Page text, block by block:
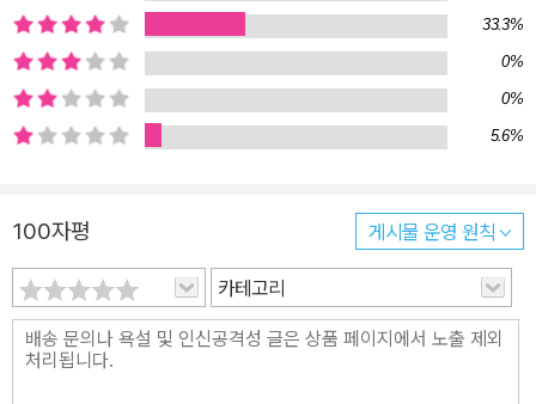
숙한 문제의식이지만 젊은 세대나 외국 독자들의 이해를 돕고자 카테
고리에 대한 간소한 설명과 작가들의 작품에 대한 짧지만 심도 있는
해설과 작가 소개를 수록하였다. 자유 Liberty____________________
____________ 한국에서 산업화 시기는 민주화의 시기와 일치한다. 한
베트남전 참전, 5·18민주화운동, 노동운동 등은 이 시대를 거쳐 온 한
e Affairs__________ 한국의 근대문학은 ‘자유연애’에 대한 열렬한
환영과 계몽적 언설로부터 시작했다. 남존여비의 유교적 관습과 정조
관념이 여전히 강력한 이념으로 작동하는 현실과 낭만적 사랑에 대한
33.3%
0%
0%
5.6%
100자평 게시물 운영 원칙
카테고리